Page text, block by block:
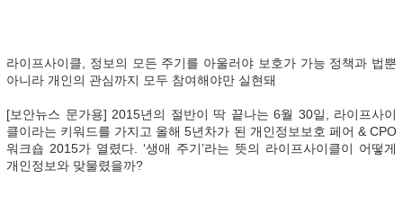
라이프사이클, 정보의 모든 주기를 아울러야 보호가 가능 정책과 법뿐
아니라 개인의 관심까지 모두 참여해야만 실현돼
[보안뉴스 문가용] 2015년의 절반이 딱 끝나는 6월 30일, 라이프사이
클이라는 키워드를 가지고 올해 5년차가 된 개인정보보호 페어 & CPO
워크숍 2015가 열렸다. ‘생애 주기’라는 뜻의 라이프사이클이 어떻게
개인정보와 맞물렸을까?